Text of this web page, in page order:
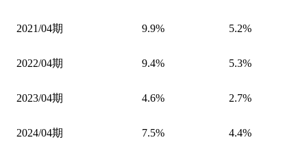
2021/04期 9.9% 5.2%
2022/04期 9.4% 5.3%
2023/04期 4.6% 2.7%
2024/04期 7.5% 4.4%